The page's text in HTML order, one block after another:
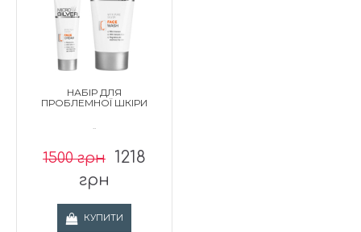
НАБІР ДЛЯ
ПРОБЛЕМНОЇ ШКІРИ
..
1500 грн 1218
грн
КУПИТИ